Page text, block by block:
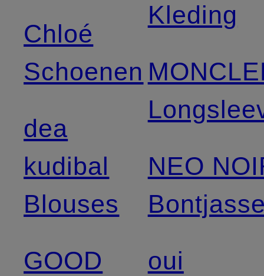
Chloé
Schoenen
dea
kudibal
Blouses
GOOD
Kleding
NEO
oui